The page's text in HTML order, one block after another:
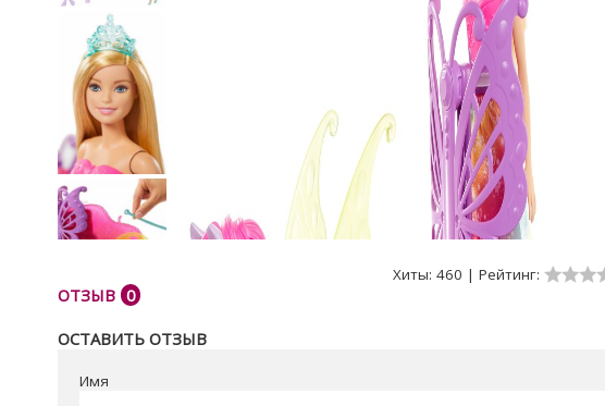
Хиты: 460 | Рейтинг:
ОТЗЫВ 0
ОСТАВИТЬ ОТЗЫВ
Имя